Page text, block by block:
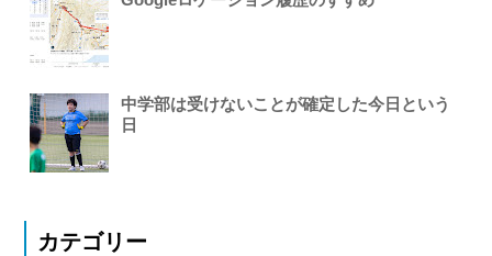
中学部は受けないことが確定した今日という
日
カテゴリー